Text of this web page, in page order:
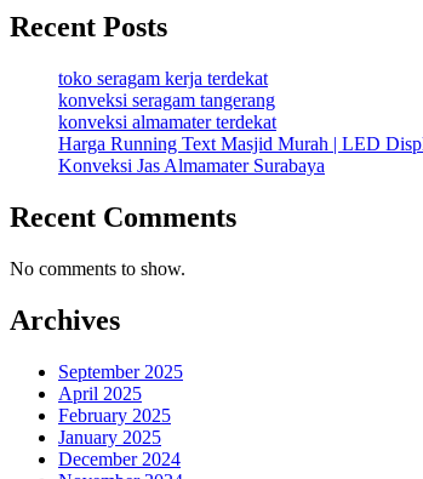
Recent Posts
toko seragam kerja terdekat
konveksi seragam tangerang
konveksi almamater terdekat
Harga Running Text Masjid Murah | LED
Konveksi Jas Almamater Surabaya
Recent Comments
No comments to show.
Archives
September 2025
April 2025
February 2025
January 2025
December 2024